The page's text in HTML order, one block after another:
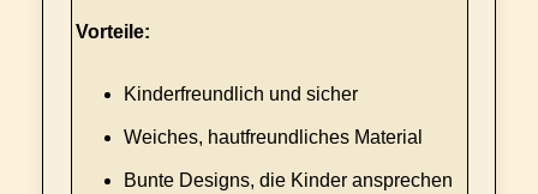
Vorteile:
Kinderfreundlich und sicher
Weiches, hautfreundliches Material
Bunte Designs, die Kinder ansprechen